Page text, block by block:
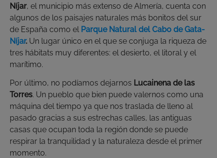
Níjar, el municipio más extenso de Almería, cuenta con
algunos de los paisajes naturales más bonitos del sur
de España como el Parque Natural del Cabo de Gata-
Níjar. Un lugar único en el que se conjuga la riqueza de
tres hábitats muy diferentes: el desierto, el litoral y el
marítimo.
Por último, no podíamos dejarnos Lucainena de las
Torres. Un pueblo que bien puede valernos como una
máquina del tiempo ya que nos traslada de lleno al
pasado gracias a sus estrechas calles, las antiguas
casas que ocupan toda la región donde se puede
respirar la tranquilidad y la naturaleza desde el primer
momento.